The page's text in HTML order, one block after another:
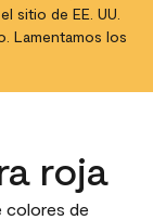
sitio de EE. UU.
Lamentamos los
roja
colores de